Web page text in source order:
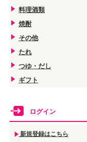
料理酒類
焼酎
その他
たれ
つゆ・だし
ギフト
ログイン
新規登録はこちら